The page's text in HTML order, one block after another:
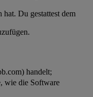
Du gestattest dem
handelt;
wie die Software